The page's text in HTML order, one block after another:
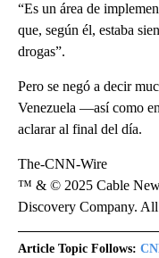
“Es un área de
que, según él, estaba
drogas”.
Pero se negó a decir
Venezuela —así como
aclarar al final del día.
The-CNN-Wire
™ & © 2025 Cable
Discovery Company. All
Article Topic Follows: